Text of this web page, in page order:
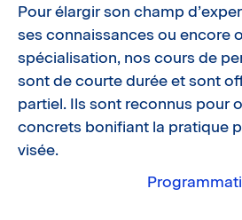
Pour élargir son champ
ses connaissances ou encore
spécialisation, nos cours de
sont de courte durée et sont
partiel. Ils sont reconnus pour
concrets bonifiant la pratique
visée.